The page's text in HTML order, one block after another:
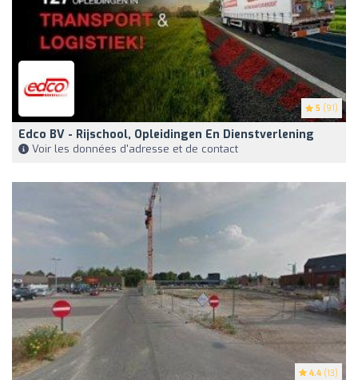
5 (91)
Edco BV - Rijschool, Opleidingen En Dienstverlening
Voir les données d'adresse et de contact
4.4 (13)